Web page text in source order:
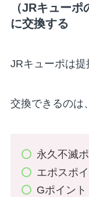
（JRキュー
に交換する
JRキューポは提
交換できるのは
永久不滅
エポスポ
Gポイント